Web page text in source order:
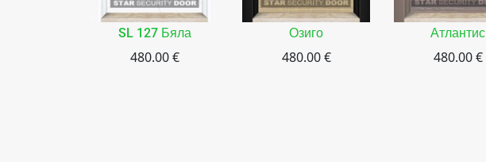
SL 127 Бяла
480.00 €
Озиго
480.00 €
Атлантис
480.00 €